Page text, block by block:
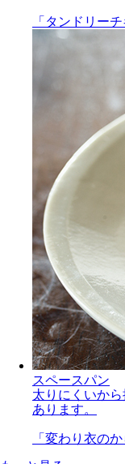
「タンドリーチ
スペースパン
太りにくいから
あります。
「変わり衣のか